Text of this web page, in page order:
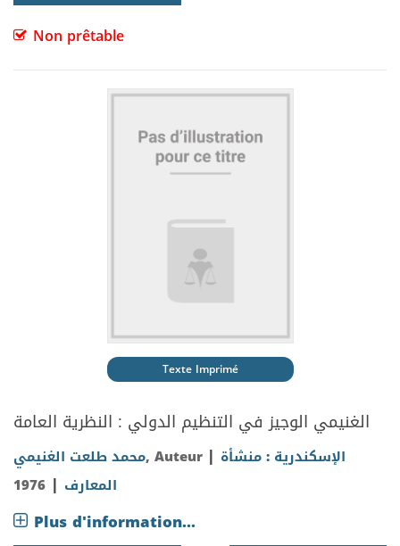
Non prêtable
Texte Imprimé
الغنيمي الوجيز في التنظيم الدولي : النظرية العامة
محمد طلعت الغنيمي, Auteur | الإسكندرية : منشأة
المعارف |
1976
Plus d'information...